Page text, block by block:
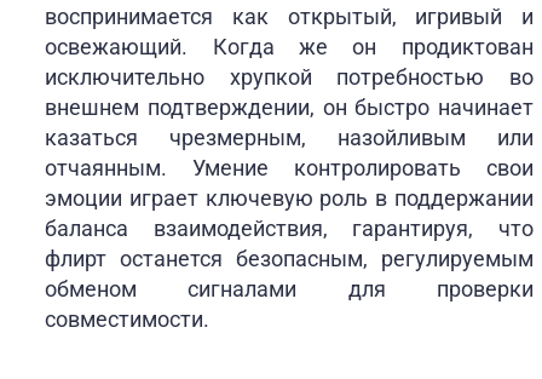
воспринимается как открытый, игривый и
освежающий. Когда же он продиктован
исключительно хрупкой потребностью во
внешнем подтверждении, он быстро начинает
казаться чрезмерным, назойливым или
отчаянным. Умение контролировать свои
эмоции играет ключевую роль в поддержании
баланса взаимодействия, гарантируя, что
флирт останется безопасным, регулируемым
обменом сигналами для проверки
совместимости.